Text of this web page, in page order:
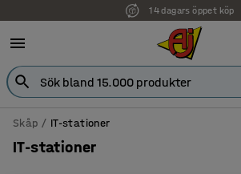
14 dagars öppet köp
Skåp IT-stationer
IT-stationer